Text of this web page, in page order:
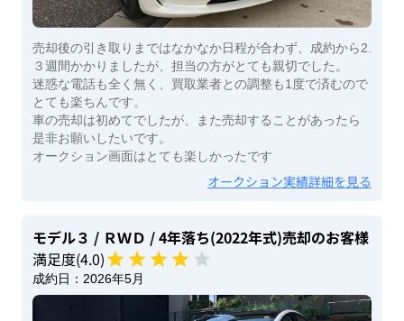
売却後の引き取りまではなかなか日程が合わず、成約から2.
３週間かかりましたが、担当の方がとても親切でした。
迷惑な電話も全く無く、買取業者との調整も1度で済むので
とても楽ちんです。
車の売却は初めてでしたが、また売却することがあったら
是非お願いしたいです。
オークション画面はとても楽しかったです
オークション実績詳細を見る
モデル３ / ＲＷＤ / 4年落ち(2022年式)売却のお客様
満足度(4.0)
成約日： 2026年5月